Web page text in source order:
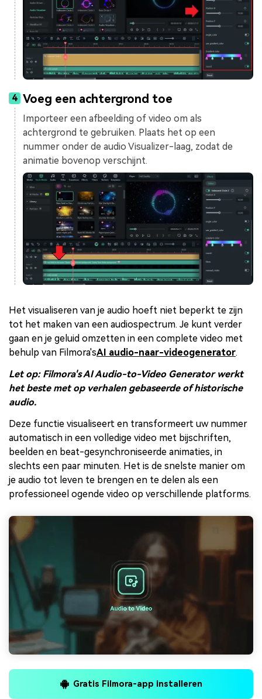
4 Voeg een achtergrond toe
Importeer een afbeelding of video om als
achtergrond te gebruiken. Plaats het op een
nummer onder de audio Visualizer-laag, zodat de
animatie bovenop verschijnt.
Het visualiseren van je audio hoeft niet beperkt te zijn
tot het maken van een audiospectrum. Je kunt verder
gaan en je geluid omzetten in een complete video met
behulp van Filmora'sAI audio-naar-videogenerator.
Let op: Filmora's AI Audio-to-Video Generator werkt
het beste met op verhalen gebaseerde of historische
audio.
Deze functie visualiseert en transformeert uw nummer
automatisch in een volledige video met bijschriften,
beelden en beat-gesynchroniseerde animaties, in
slechts een paar minuten. Het is de snelste manier om
je audio tot leven te brengen en te delen als een
professioneel ogende video op verschillende platforms.
Gratis Filmora-app installeren